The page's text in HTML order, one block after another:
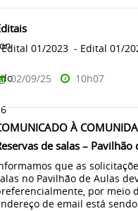
01/2023 - Edital 01/
02/09/25 10h07
À
de salas – Pavilhão
que as
no Pavilhão de Aulas
por meio
de email está sendo